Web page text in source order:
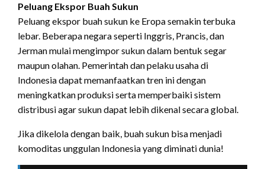
Peluang Ekspor Buah Sukun
Peluang ekspor buah sukun ke Eropa semakin terbuka
lebar. Beberapa negara seperti Inggris, Prancis, dan
Jerman mulai mengimpor sukun dalam bentuk segar
maupun olahan. Pemerintah dan pelaku usaha di
Indonesia dapat memanfaatkan tren ini dengan
meningkatkan produksi serta memperbaiki sistem
distribusi agar sukun dapat lebih dikenal secara global.
Jika dikelola dengan baik, buah sukun bisa menjadi
komoditas unggulan Indonesia yang diminati dunia!